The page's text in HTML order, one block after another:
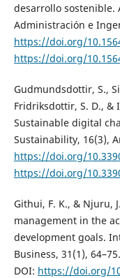
desarrollo sostenible.
Administración e
https://doi.org/
https://doi.org/
Gudmundsdottir, S.,
Fridriksdottir, S. D., &
Sustainable digital
Sustainability, 16(3),
https://doi.org/
https://doi.org/
Githui, F. K., & Njuru,
management in the
development goals.
Business, 31(1), 64–75.
DOI: https://doi.org/